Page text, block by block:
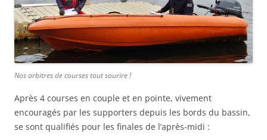
Nos arbitres de courses tout sourire !
Après 4 courses en couple et en pointe, vivement
encouragés par les supporters depuis les bords du bassin,
se sont qualifiés pour les finales de l’après-midi :